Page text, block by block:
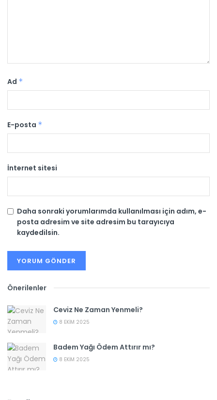
Ad *
E-posta *
İnternet sitesi
Daha sonraki yorumlarımda kullanılması için adım, e-
posta adresim ve site adresim bu tarayıcıya
kaydedilsin.
Önerilenler
Ceviz Ne Zaman Yenmeli?
8 EKIM 2025
Badem Yağı Ödem Attırır mı?
8 EKIM 2025